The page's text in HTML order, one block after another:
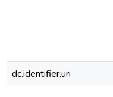
dc.identifier.uri